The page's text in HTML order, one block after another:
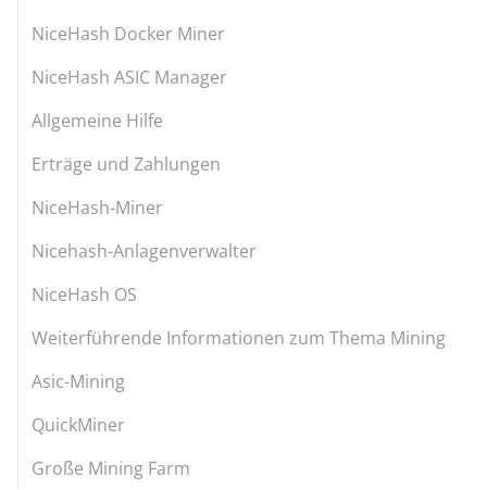
NiceHash Docker Miner
NiceHash ASIC Manager
Allgemeine Hilfe
Erträge und Zahlungen
NiceHash-Miner
Nicehash-Anlagenverwalter
NiceHash OS
Weiterführende Informationen zum Thema Mining
Asic-Mining
QuickMiner
Große Mining Farm